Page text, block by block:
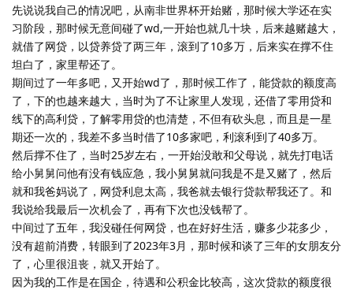
先说说我自己的情况吧，从南非世界杯开始赌，那时候大学还在实
习阶段，那时候无意间碰了wd,一开始也就几十块，后来越赌越大，
就借了网贷，以贷养贷了两三年，滚到了10多万，后来实在撑不住
坦白了，家里帮还了。
期间过了一年多吧，又开始wd了，那时候工作了，能贷款的额度高
了，下的也越来越大，当时为了不让家里人发现，还借了零用贷和
线下的高利贷，了解零用贷的也清楚，不但有砍头息，而且是一星
期还一次的，我差不多当时借了10多家吧，利滚利到了40多万。
然后撑不住了，当时25岁左右，一开始没敢和父母说，就先打电话
给小舅舅问他有没有钱应急，我小舅舅就问我是不是又赌了，然后
就和我爸妈说了，网贷利息太高，我爸就去银行贷款帮我还了。和
我说给我最后一次机会了，再有下次也没钱帮了。
中间过了五年，我没碰任何网贷，也在好好生活，赚多少花多少，
没有超前消费，转眼到了2023年3月，那时候和谈了三年的女朋友分
了，心里很沮丧，就又开始了。
因为我的工作是在国企，待遇和公积金比较高，这次贷款的额度很